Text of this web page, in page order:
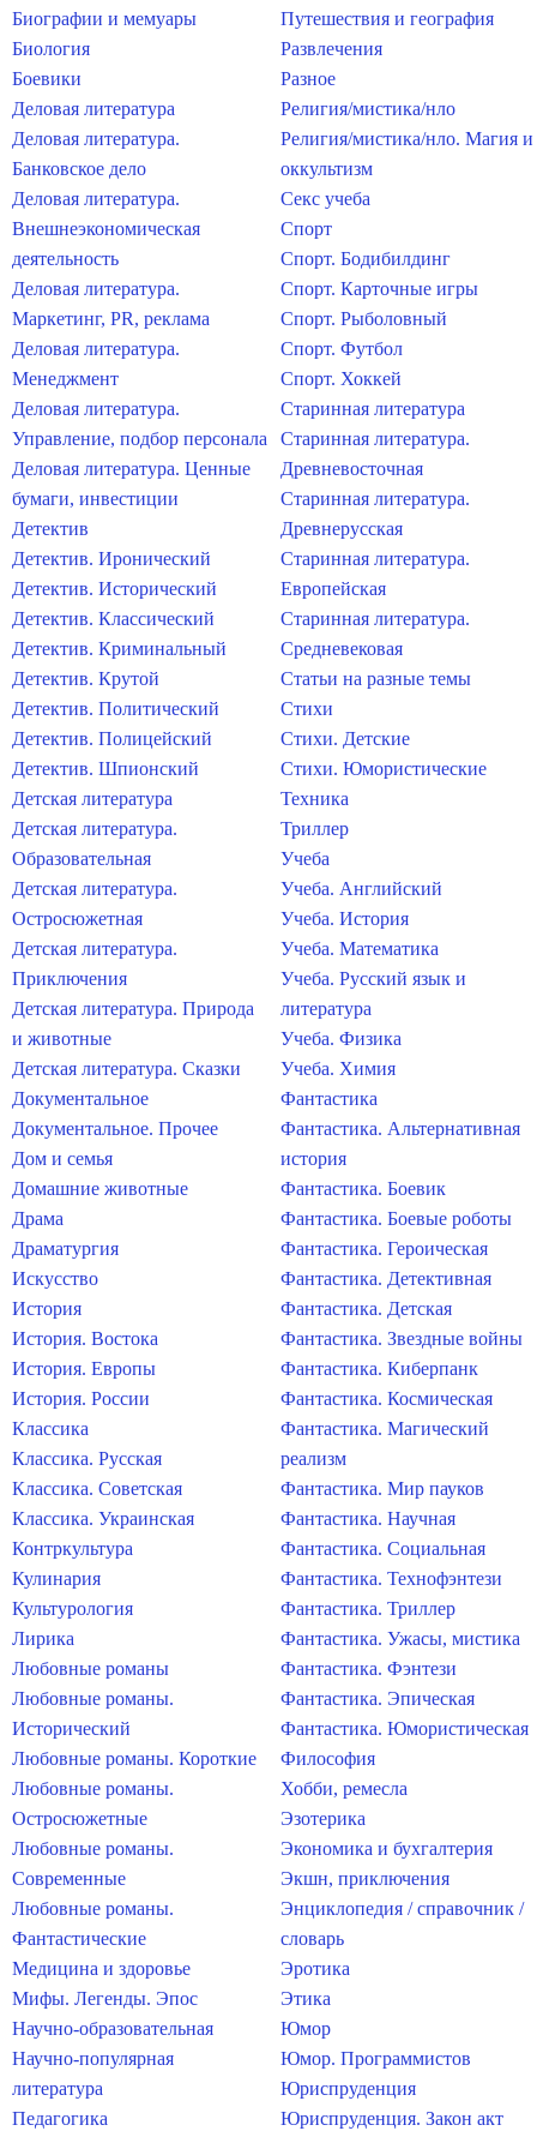
Биографии и мемуары
Биология
Боевики
Деловая литература
Деловая литература.
Банковское дело
Деловая литература.
Внешнеэкономическая
деятельность
Деловая литература.
Маркетинг, PR, реклама
Деловая литература.
Менеджмент
Деловая литература.
Управление, подбор персонала
Деловая литература. Ценные
бумаги, инвестиции
Детектив
Детектив. Иронический
Детектив. Исторический
Детектив. Классический
Детектив. Криминальный
Детектив. Крутой
Детектив. Политический
Детектив. Полицейский
Детектив. Шпионский
Детская литература
Детская литература.
Образовательная
Детская литература.
Остросюжетная
Детская литература.
Приключения
Детская литература. Природа
и животные
Детская литература. Сказки
Документальное
Документальное. Прочее
Дом и семья
Домашние животные
Драма
Драматургия
Искусство
История
История. Востока
История. Европы
История. России
Классика
Классика. Русская
Классика. Советская
Классика. Украинская
Контркультура
Кулинария
Культурология
Лирика
Любовные романы
Любовные романы.
Исторический
Любовные романы. Короткие
Любовные романы.
Остросюжетные
Любовные романы.
Современные
Любовные романы.
Фантастические
Медицина и здоровье
Мифы. Легенды. Эпос
Научно-образовательная
Научно-популярная
литература
Педагогика
Путешествия и география
Развлечения
Разное
Религия/мистика/нло
Религия/мистика/нло. Магия и
оккультизм
Секс учеба
Спорт
Спорт. Бодибилдинг
Спорт. Карточные игры
Спорт. Рыболовный
Спорт. Футбол
Спорт. Хоккей
Старинная литература
Старинная литература.
Древневосточная
Старинная литература.
Древнерусская
Старинная литература.
Европейская
Старинная литература.
Средневековая
Статьи на разные темы
Стихи
Стихи. Детские
Стихи. Юмористические
Техника
Триллер
Учеба
Учеба. Английский
Учеба. История
Учеба. Математика
Учеба. Русский язык и
литература
Учеба. Физика
Учеба. Химия
Фантастика
Фантастика. Альтернативная
история
Фантастика. Боевик
Фантастика. Боевые роботы
Фантастика. Героическая
Фантастика. Детективная
Фантастика. Детская
Фантастика. Звездные войны
Фантастика. Киберпанк
Фантастика. Космическая
Фантастика. Магический
реализм
Фантастика. Мир пауков
Фантастика. Научная
Фантастика. Социальная
Фантастика. Технофэнтези
Фантастика. Триллер
Фантастика. Ужасы, мистика
Фантастика. Фэнтези
Фантастика. Эпическая
Фантастика. Юмористическая
Философия
Хобби, ремесла
Эзотерика
Экономика и бухгалтерия
Экшн, приключения
Энциклопедия / справочник /
словарь
Эротика
Этика
Юмор
Юмор. Программистов
Юриспруденция
Юриспруденция. Закон акт